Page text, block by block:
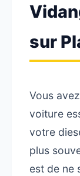
sur
Vous
voiture
votre
plus
est de ne